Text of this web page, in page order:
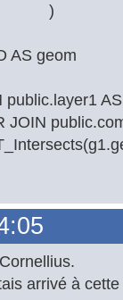
AS geom
public.layer1
JOIN
arrivé à